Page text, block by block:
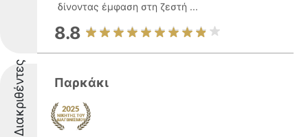
δίνοντας έμφαση στη ζεστή ...
8.8
Διακριθέντες Παρκάκι